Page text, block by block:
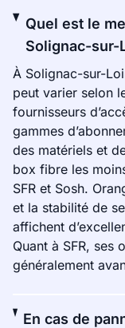
Quel est le
Solignac-sur-
À Solignac-sur-
peut varier selon
fournisseurs
gammes
des matériels et
box fibre les
SFR et Sosh.
et la stabilité de
affichent
Quant à SFR,
généralement
En cas de